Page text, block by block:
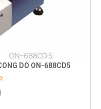
DÒ ON-688CD5